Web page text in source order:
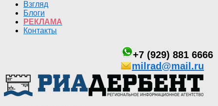
Взгляд
Блоги
РЕКЛАМА
Контакты
+7 (929) 881 6666
milrad@mail.ru